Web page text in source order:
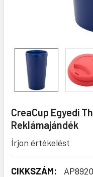
CreaCup Egyedi
Reklámajándék
Írjon értékelést
CIKKSZÁM: